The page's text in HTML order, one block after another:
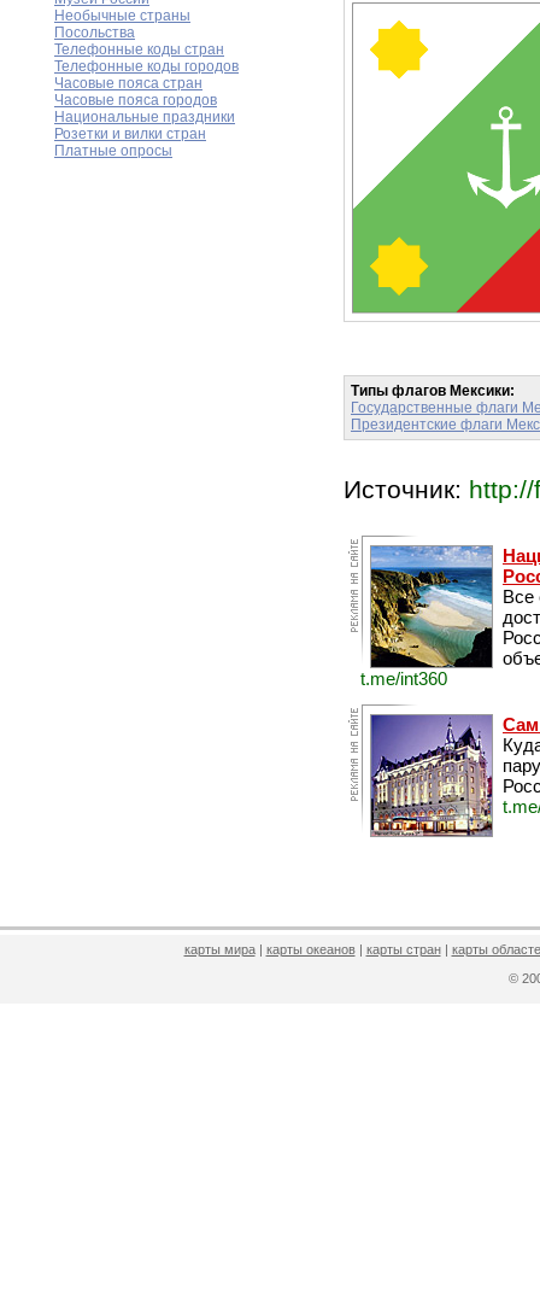
Необычные страны
Посольства
Телефонные коды стран
Телефонные коды городов
Часовые пояса стран
Часовые пояса городов
Национальные праздники
Розетки и вилки стран
Платные опросы
Типы флагов Мексики:
Государственные флаги
Президентские флаги
Источник:
Все
t.me/int360
карты мира| карты океанов| карты стран| карты
©